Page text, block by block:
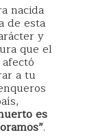
nacida
de esta
y
que el
a tu
es
.